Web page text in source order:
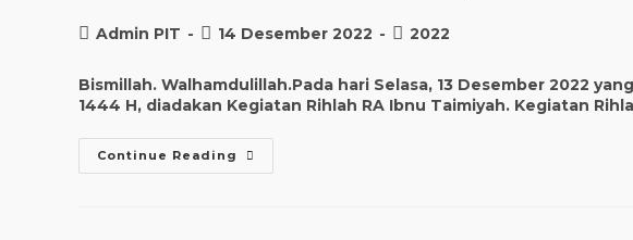
Admin PIT 14 Desember 2022 2022
Bismillah. Walhamdulillah.Pada hari Selasa, 13 Desember 2022
1444 H, diadakan Kegiatan Rihlah RA Ibnu Taimiyah. Kegiatan
Continue Reading